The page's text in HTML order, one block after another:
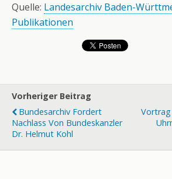
Quelle: Landesarchiv Baden-
Publikationen
Vorheriger Beitrag
Bundesarchiv Fordert
Nachlass Von Bundeskanzler
Dr. Helmut Kohl